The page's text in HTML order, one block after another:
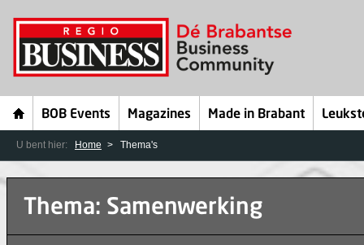
BOB Events Magazines Made in Brabant
U bent hier: Home Thema's
Thema: Samenwerking